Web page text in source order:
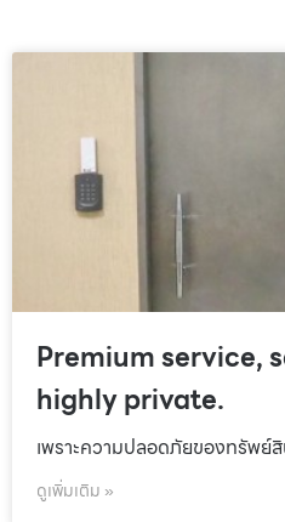
Premium service,
highly private.
เพราะความปลอดภัยของทรัพย์
ดูเพิ่มเติม »